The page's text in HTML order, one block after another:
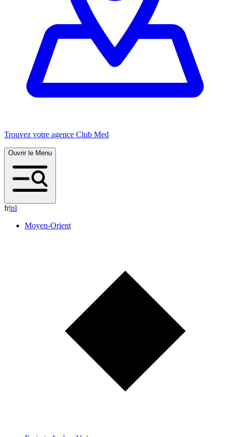
Trouvez votre agence Club Med
Ouvrir le Menu
fr|nl
Moyen-Orient